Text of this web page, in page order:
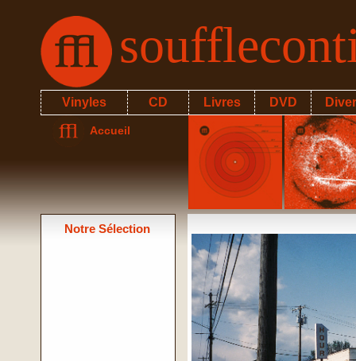
Vinyles CD Livres DVD
Accueil
Notre Sélection